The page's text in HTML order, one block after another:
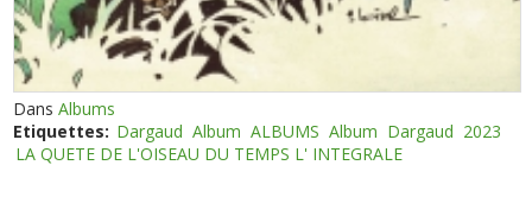
DansAlbums
Etiquettes: Dargaud Album ALBUMS Album Dargaud 2023
LA QUETE DE L'OISEAU DU TEMPS L' INTEGRALE